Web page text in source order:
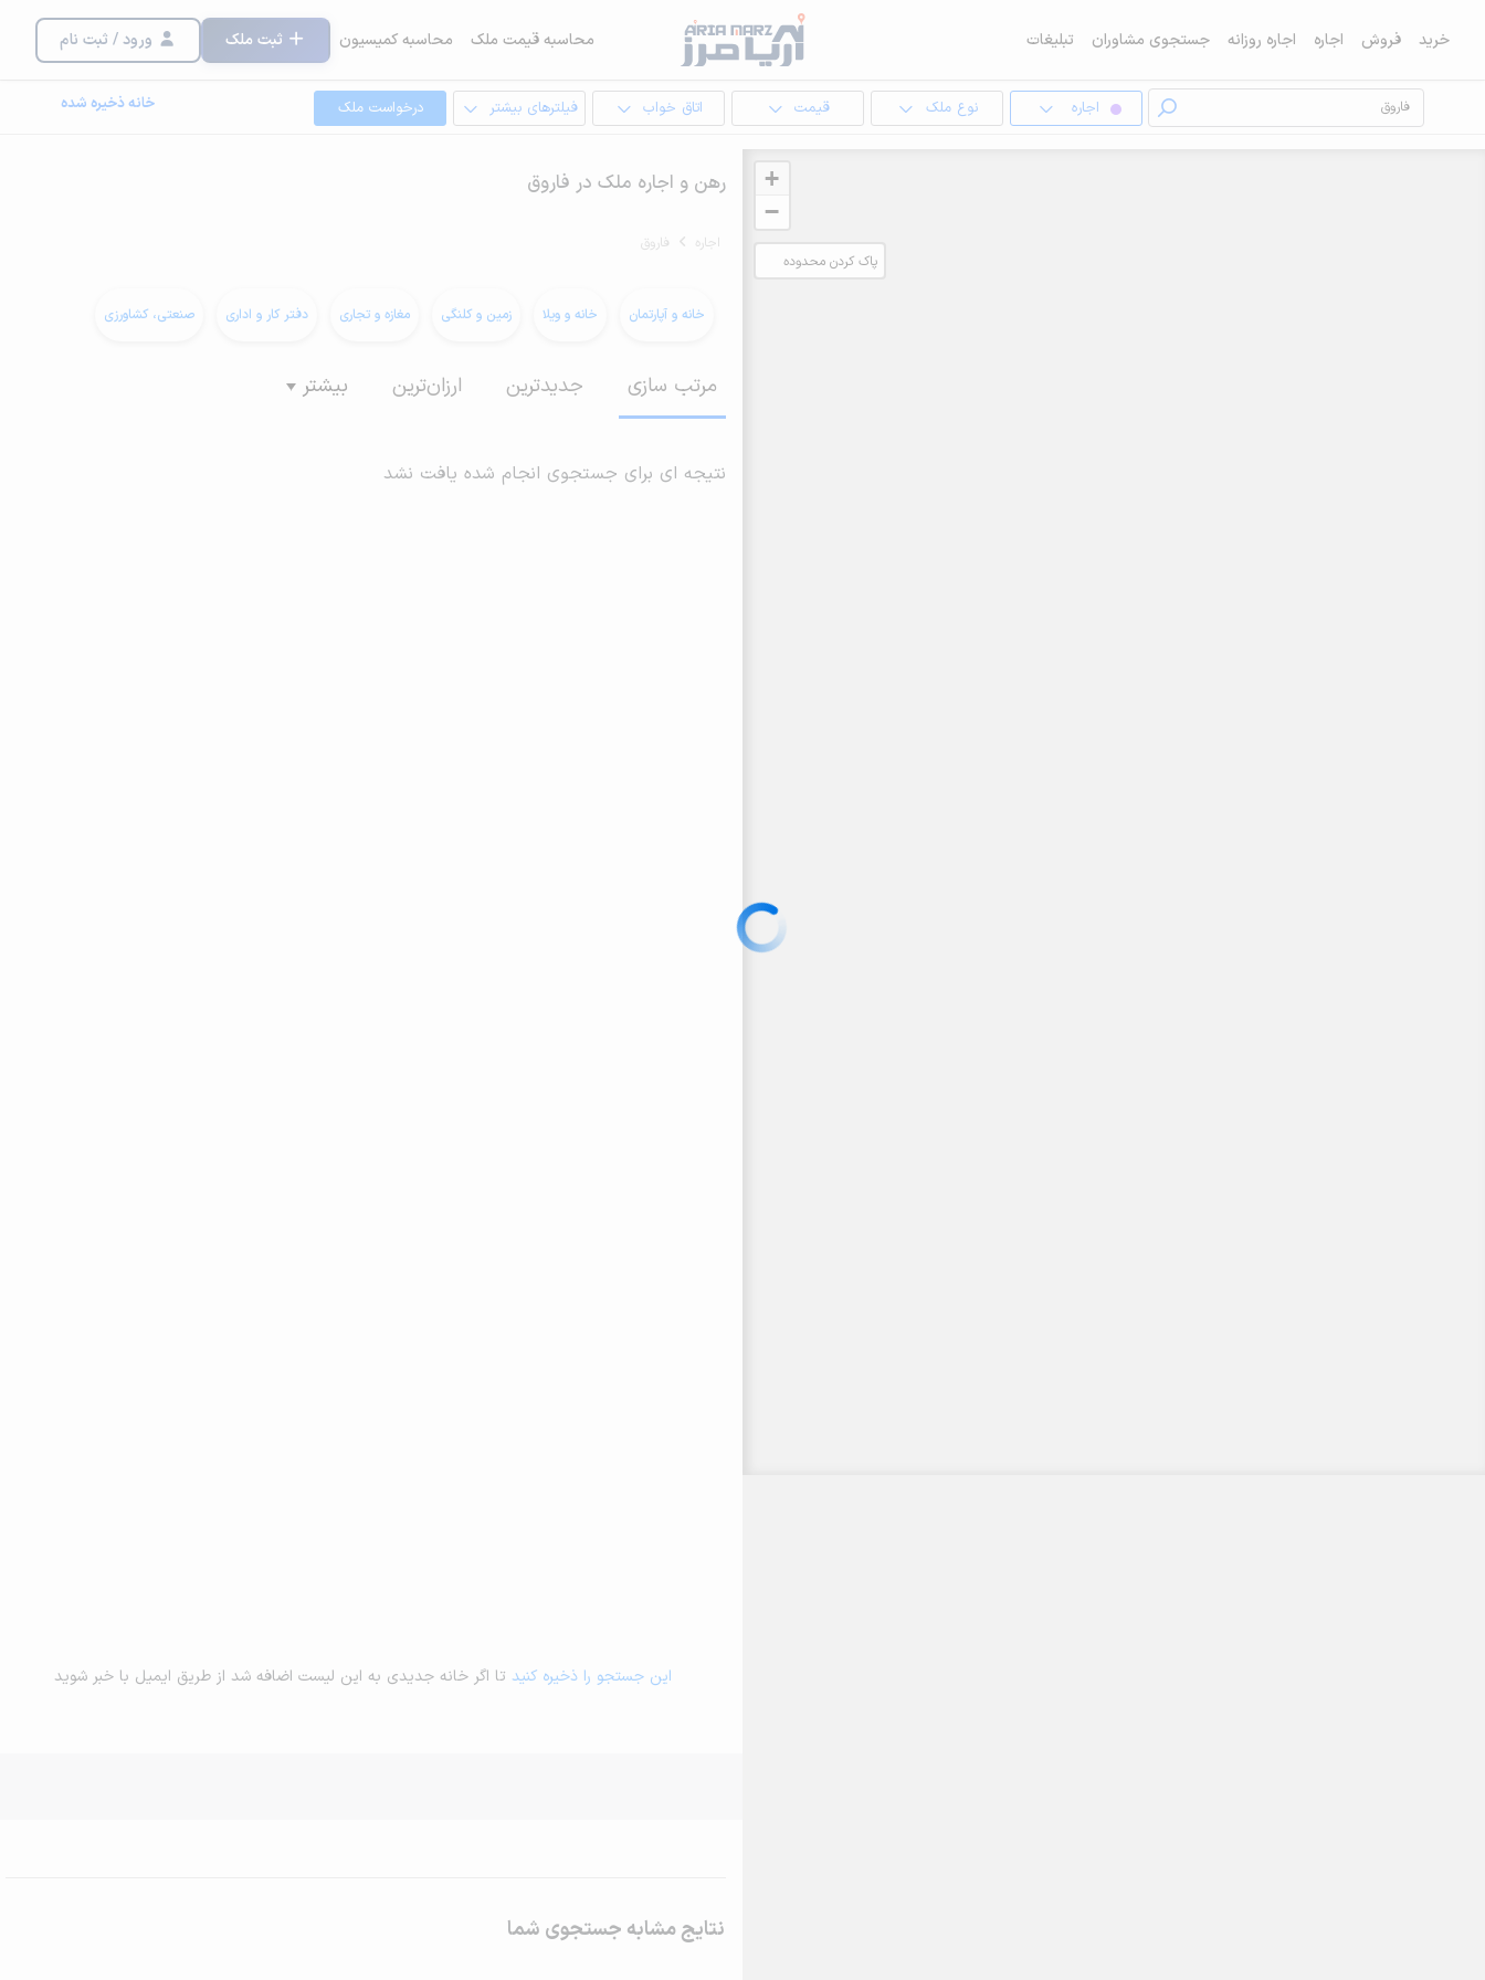
خرید فروش اجاره اجاره روزانه جستجوی مشاوران تبلیغات محاسبه قیمت ملک محاسبه کمیسیون ثبت ملک ورود / ثبت نام
اجاره نوع ملک قیمت اتاق خواب فیلترهای بیشتر درخواست ملک خانه ذخیره شده
+
−
پاک کردن محدوده
رهن و اجاره ملک در فاروق
اجاره فاروق
خانه و آپارتمان خانه و ویلا زمین و کلنگی مغازه و تجاری دفتر کار و اداری صنعتی، کشاورزی
مرتب سازی جدیدترین ارزان‌ترین بیشتر
نتیجه ای برای جستجوی انجام شده یافت نشد
این جستجو را ذخیره کنید تا اگر خانه جدیدی به این لیست اضافه شد از طریق ایمیل با خبر شوید
نتایج مشابه جستجوی شما